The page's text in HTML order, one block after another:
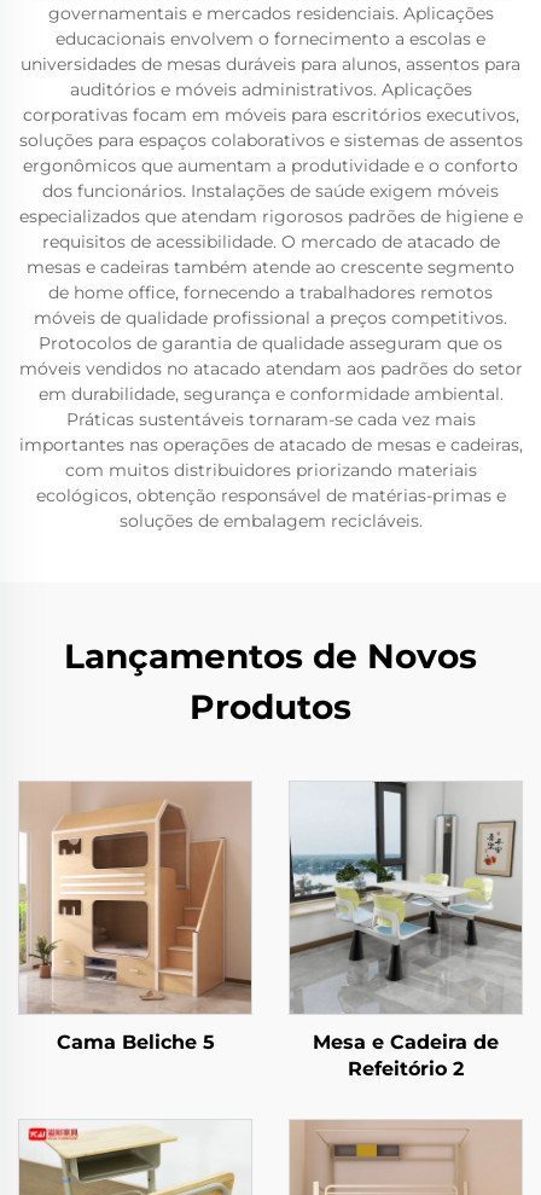
governamentais e mercados residenciais. Aplicações
educacionais envolvem o fornecimento a escolas e
universidades de mesas duráveis para alunos, assentos para
auditórios e móveis administrativos. Aplicações
corporativas focam em móveis para escritórios executivos,
soluções para espaços colaborativos e sistemas de assentos
ergonômicos que aumentam a produtividade e o conforto
dos funcionários. Instalações de saúde exigem móveis
especializados que atendam rigorosos padrões de higiene e
requisitos de acessibilidade. O mercado de atacado de
mesas e cadeiras também atende ao crescente segmento
de home office, fornecendo a trabalhadores remotos
móveis de qualidade profissional a preços competitivos.
Protocolos de garantia de qualidade asseguram que os
móveis vendidos no atacado atendam aos padrões do setor
em durabilidade, segurança e conformidade ambiental.
Práticas sustentáveis tornaram-se cada vez mais
importantes nas operações de atacado de mesas e cadeiras,
com muitos distribuidores priorizando materiais
ecológicos, obtenção responsável de matérias-primas e
soluções de embalagem recicláveis.
Lançamentos de Novos
Produtos
Cama Beliche 5
Mesa e Cadeira de
Refeitório 2